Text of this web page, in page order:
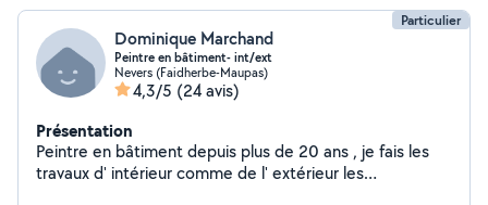
Particulier
Dominique Marchand
Peintre en bâtiment- int/ext
Nevers (Faidherbe-Maupas)
4,3/5 (24 avis)
Présentation
Peintre en bâtiment depuis plus de 20 ans , je fais les
travaux d' intérieur comme de l' extérieur les